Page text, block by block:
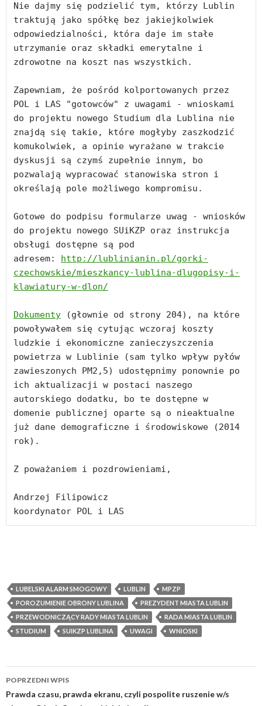
Nie dajmy się podzielić tym, którzy Lublin
traktują jako spółkę bez jakiejkolwiek
odpowiedzialności, która daje im stałe
utrzymanie oraz składki emerytalne i
zdrowotne na koszt nas wszystkich.
Zapewniam, że pośród kolportowanych przez
POL i LAS "gotowców" z uwagami - wnioskami
do projektu nowego Studium dla Lublina nie
znajdą się takie, które mogłyby zaszkodzić
komukolwiek, a opinie wyrażane w trakcie
dyskusji są czymś zupełnie innym, bo
pozwalają wypracować stanowiska stron i
określają pole możliwego kompromisu.
Gotowe do podpisu formularze uwag - wniosków
do projektu nowego SUiKZP oraz instrukcja
obsługi dostępne są pod
adresem: http://lublinianin.pl/gorki-
czechowskie/mieszkancy-lublina-dlugopisy-i-
klawiatury-w-dlon/
Dokumenty (głownie od strony 204), na które
powoływałem się cytując wczoraj koszty
ludzkie i ekonomiczne zanieczyszczenia
powietrza w Lublinie (sam tylko wpływ pyłów
zawieszonych PM2,5) udostępnimy ponownie po
ich aktualizacji w postaci naszego
autorskiego dodatku, bo te dostępne w
domenie publicznej oparte są o nieaktualne
już dane demograficzne i środowiskowe (2014
rok).
Z poważaniem i pozdrowieniami,
Andrzej Filipowicz
koordynator POL i LAS
LUBELSKI ALARM SMOGOWY LUBLIN
MPZP
POROZUMIENIE OBRONY LUBLINA
PREZYDENT MIASTA LUBLIN
PRZEWODNICZĄCY RADY MIASTA LUBLIN
RADA MIASTA LUBLIN
STUDIUM
SUIKZP LUBLINA UWAGI WNIOSKI
Zobacz
POPRZEDNI WPIS
Prawda czasu, prawda ekranu, czyli pospolite ruszenie w/s